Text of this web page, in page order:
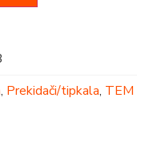
, Prekidači/tipkala, TEM